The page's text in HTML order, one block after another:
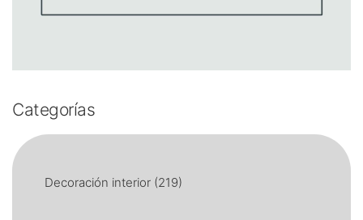
Categorías
Decoración interior (219)